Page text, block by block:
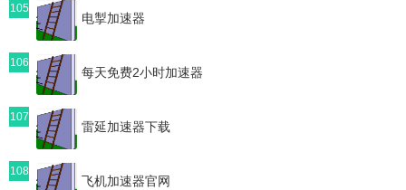
105
电掣加速器
106
每天免费2小时加速器
107
雷延加速器下载
108
飞机加速器官网